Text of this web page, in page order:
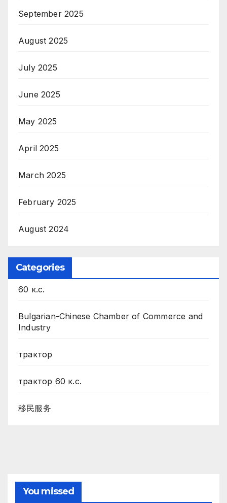
September 2025
August 2025
July 2025
June 2025
May 2025
April 2025
March 2025
February 2025
August 2024
Categories
60 к.с.
Bulgarian-Chinese Chamber of Commerce and
Industry
трактор
трактор 60 к.с.
移民服务
You missed